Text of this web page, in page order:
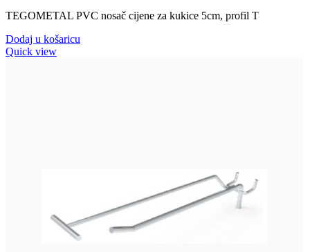
TEGOMETAL PVC nosač cijene za kukice 5cm, profil T
Dodaj u košaricu
Quick view